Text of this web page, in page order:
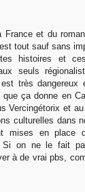
et du
tout sauf sans
histoires et
seuls
très
ça donne en
Vercingétorix et
culturelles dans
mises en place
Si on ne le fait
à de vrai pbs,